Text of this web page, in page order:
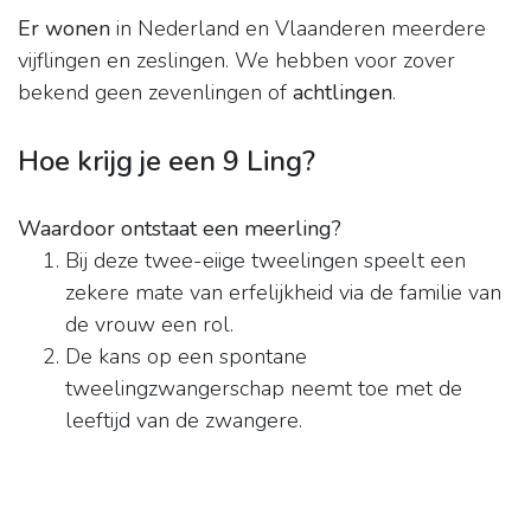
Er wonen in Nederland en Vlaanderen meerdere
vijflingen en zeslingen. We hebben voor zover
bekend geen zevenlingen of achtlingen.
Hoe krijg je een 9 Ling?
Waardoor ontstaat een meerling?
Bij deze twee-eiige tweelingen speelt een
zekere mate van erfelijkheid via de familie van
de vrouw een rol.
De kans op een spontane
tweelingzwangerschap neemt toe met de
leeftijd van de zwangere.